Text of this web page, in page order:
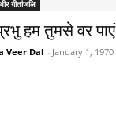
गीतांजलि
हम तुमसे वर पाएं
Veer Dal - January 1, 1970